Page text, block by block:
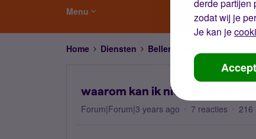
derde partijen
zodat wij je
Je kan je
Menu
Home Diensten Bellen, sms'en, netwerk en
waarom kan ik niet bellen in
Forum|Forum|3 years ago 7 reacties 216